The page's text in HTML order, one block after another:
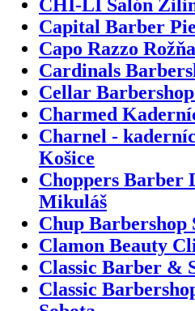
CHI-LI Salón
Capital Barber
Capo Razzo
Cardinals
Cellar
Charmed
Charnel -
Košice
Choppers Barber
Mikuláš
Chup Barbershop
Clamon Beauty
Classic Barber &
Classic